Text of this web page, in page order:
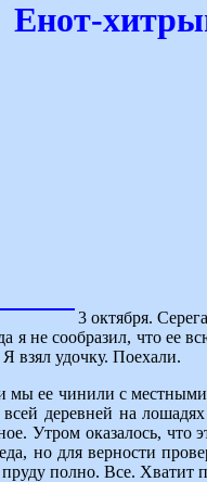
Енот-
3 октября.
я не сообразил, что ее
взял удочку. Поехали.
мы ее чинили с
деревней на
Утром оказалось, что
но для верности
полно. Все. Хватит